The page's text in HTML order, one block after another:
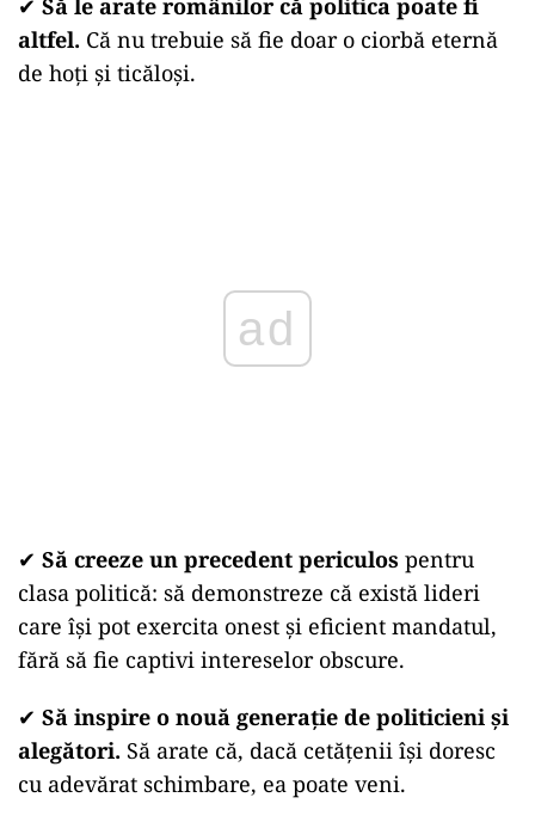
✔ Să le arate românilor că politica poate fi
altfel. Că nu trebuie să fie doar o ciorbă eternă
de hoți și ticăloși.
ad
✔ Să creeze un precedent periculos pentru
clasa politică: să demonstreze că există lideri
care își pot exercita onest și eficient mandatul,
fără să fie captivi intereselor obscure.
✔ Să inspire o nouă generație de politicieni și
alegători. Să arate că, dacă cetățenii își doresc
cu adevărat schimbare, ea poate veni.